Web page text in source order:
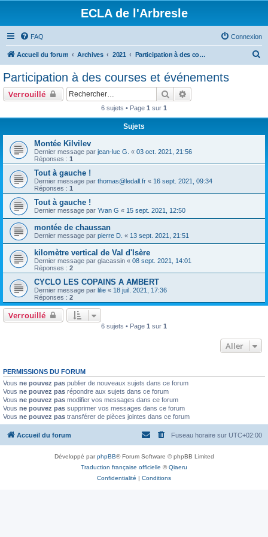
ECLA de l'Arbresle
FAQ Connexion
Accueil du forum Archives 2021 Participation à des courses et événements
Participation à des courses et événements
Verrouillé Rechercher
6 sujets • Page 1 sur 1
Sujets
Montée Kilvilev
Dernier message par jean-luc G. « 03 oct. 2021, 21:56
Réponses : 1
Tout à gauche !
Dernier message par thomas@ledall.fr « 16 sept. 2021, 09:34
Réponses : 1
Tout à gauche !
Dernier message par Yvan G « 15 sept. 2021, 12:50
montée de chaussan
Dernier message par pierre D. « 13 sept. 2021, 21:51
kilomètre vertical de Val d'Isère
Dernier message par glacassin « 08 sept. 2021, 14:01
Réponses : 2
CYCLO LES COPAINS A AMBERT
Dernier message par lilie « 18 juil. 2021, 17:36
Réponses : 2
Verrouillé
6 sujets • Page 1 sur 1
Aller
PERMISSIONS DU FORUM
Vous ne pouvez pas publier de nouveaux sujets dans ce forum
Vous ne pouvez pas répondre aux sujets dans ce forum
Vous ne pouvez pas modifier vos messages dans ce forum
Vous ne pouvez pas supprimer vos messages dans ce forum
Vous ne pouvez pas transférer de pièces jointes dans ce forum
Accueil du forum Fuseau horaire sur UTC+02:00
Développé parphpBB® Forum Software © phpBB Limited
Traduction française officielle ©Qiaeru
Confidentialité | Conditions